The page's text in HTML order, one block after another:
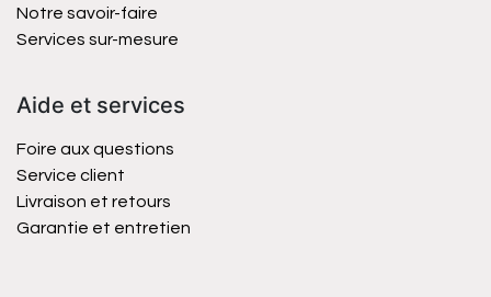
Notre savoir-faire
Services sur-mesure
Aide et services
Foire aux questions
Service client
Livraison et retours
Garantie et entretien